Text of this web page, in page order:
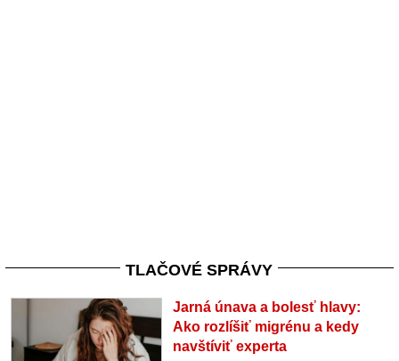
TLAČOVÉ SPRÁVY
Jarná únava a bolesť hlavy:
Ako rozlíšiť migrénu a kedy
navštíviť experta